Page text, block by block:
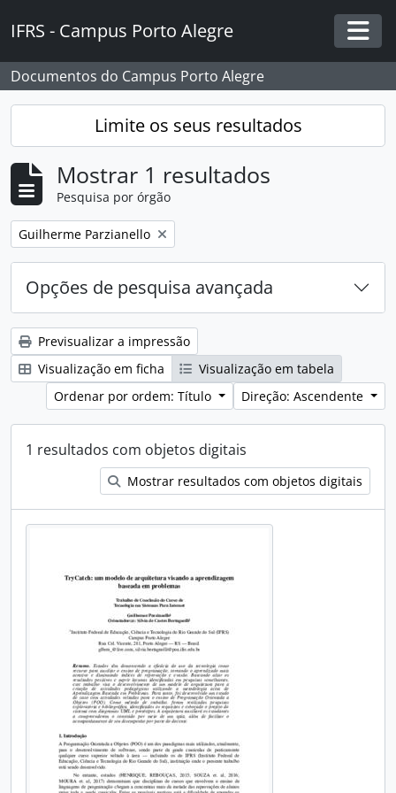
IFRS - Campus Porto Alegre
Documentos do Campus Porto Alegre
Limite os seus resultados
Mostrar 1 resultados
Pesquisa por órgão
Remover filtro:
Guilherme Parzianello
Opções de pesquisa avançada
Previsualizar a impressão
Visualização em ficha
Visualização em tabela
Ordenar por ordem: Título
Direção: Ascendente
1 resultados com objetos digitais
Mostrar resultados com objetos digitais